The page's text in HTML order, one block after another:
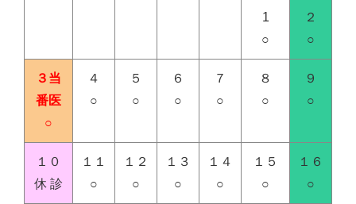
1
○
２
○
３当
番医
○
４
○
５
○
６
○
７
○
８
○
９
○
１０
休 診
１１
○
１２
○
１３
○
１４
○
１５
○
１６
○